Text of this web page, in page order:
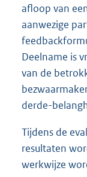
afloop van
aanwezige
Deelname is
van de
derde-
Tijdens de
resultaten
werkwijze